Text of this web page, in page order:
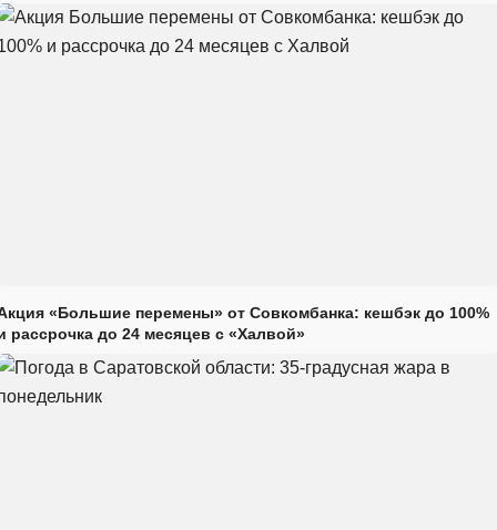
«Большие перемены» от Совкомбанка: кешбэк до 100%
рассрочка до 24 месяцев с «Халвой»